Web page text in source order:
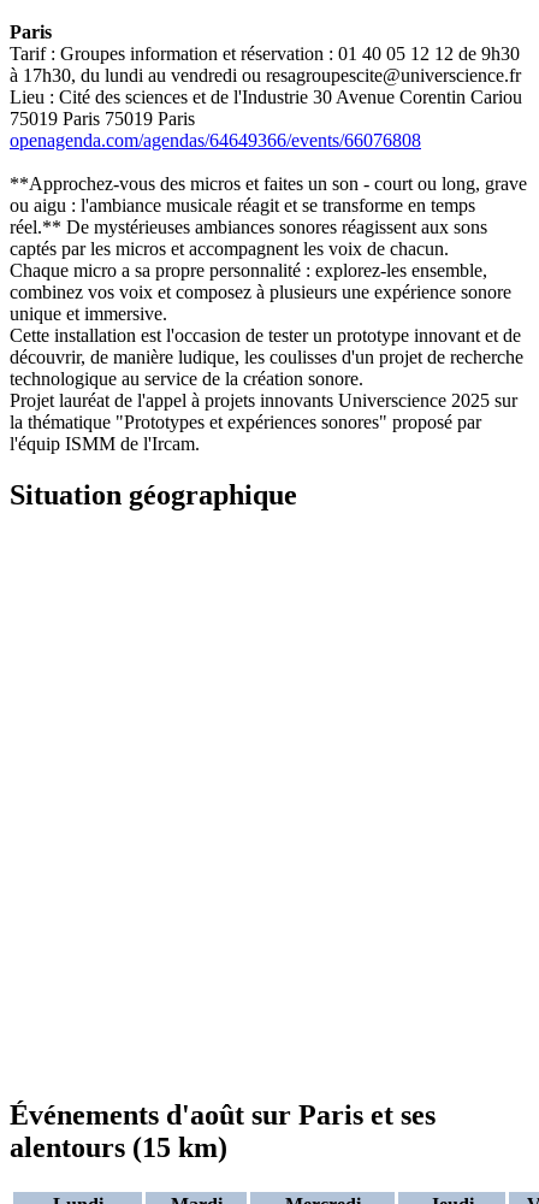
Paris
Tarif : Groupes information et réservation : 01 40 05 12 12 de 9h30
à 17h30, du lundi au vendredi ou resagroupescite@universcience.fr
Lieu : Cité des sciences et de l'Industrie 30 Avenue Corentin Cariou
75019 Paris 75019 Paris
openagenda.com/agendas/64649366/events/66076808
**Approchez-vous des micros et faites un son - court ou long, grave
ou aigu : l'ambiance musicale réagit et se transforme en temps
réel.** De mystérieuses ambiances sonores réagissent aux sons
captés par les micros et accompagnent les voix de chacun.
Chaque micro a sa propre personnalité : explorez-les ensemble,
combinez vos voix et composez à plusieurs une expérience sonore
unique et immersive.
Cette installation est l'occasion de tester un prototype innovant et de
découvrir, de manière ludique, les coulisses d'un projet de recherche
technologique au service de la création sonore.
Projet lauréat de l'appel à projets innovants Universcience 2025 sur
la thématique "Prototypes et expériences sonores" proposé par
l'équip ISMM de l'Ircam.
Situation géographique
Événements d'août sur Paris et ses
alentours (15 km)